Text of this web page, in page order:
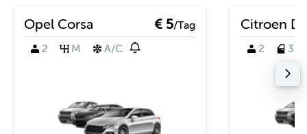
Opel Corsa € 5/Tag
2
M A/C
Citroen
2 3